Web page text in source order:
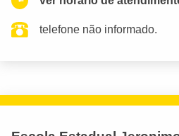
telefone não informado.